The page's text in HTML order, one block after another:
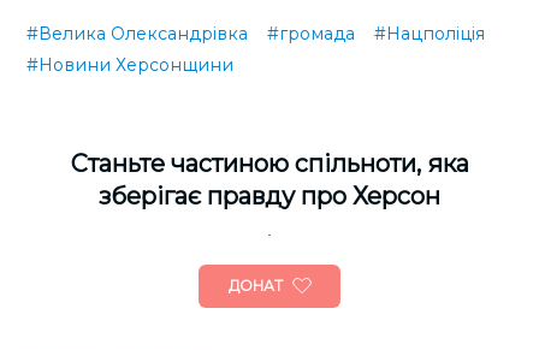
#Велика Олександрівка #громада
#Нацполіція
#Новини Херсонщини
Cтаньте частиною спільноти, яка
зберігає правду про Херсон
ДОНАТ